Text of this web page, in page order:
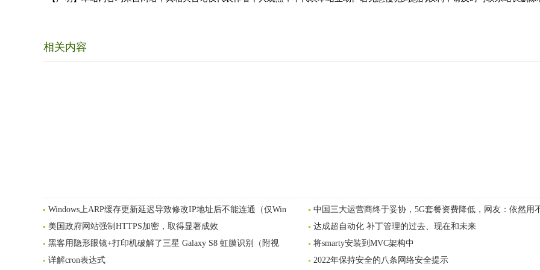
相关内容
Windows上ARP缓存更新延迟导致修改IP地址后不能连通（仅Win
中国三大运营商终于妥协，5G套餐资费降低，网友：依然用
美国政府网站强制HTTPS加密，取得显著成效
达成超自动化 补丁管理的过去、现在和未来
黑客用隐形眼镜+打印机破解了三星 Galaxy S8 虹膜识别（附视
将smarty安装到MVC架构中
详解cron表达式
2022年保持安全的八条网络安全提示